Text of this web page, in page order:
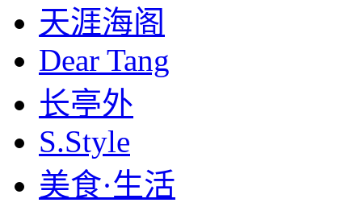
天涯海阁
Dear Tang
长亭外
S.Style
美食·生活